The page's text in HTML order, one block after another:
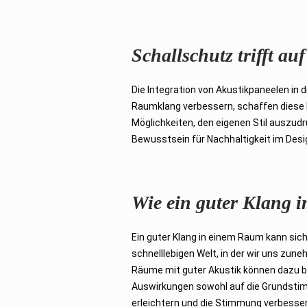
Schallschutz trifft auf
Die Integration von Akustikpaneelen in
Raumklang verbessern, schaffen diese
Möglichkeiten, den eigenen Stil
Bewusstsein für Nachhaltigkeit im
Wie ein guter Klang
Ein guter Klang in einem Raum kann
schnelllebigen Welt, in der wir uns
Räume mit guter Akustik können dazu
Auswirkungen sowohl auf die
erleichtern und die Stimmung